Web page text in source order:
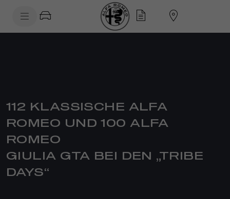
112 KLASSISCHE ALFA
ROMEO UND 100 ALFA
ROMEO
GIULIA GTA BEI DEN „TRIBE
DAYS“